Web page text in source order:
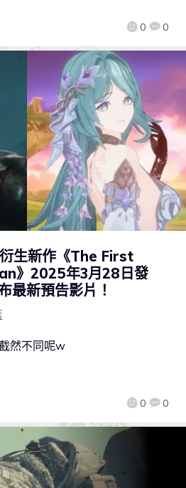
0 0
衍生新作《The First
》2025年3月28日發
最新預告影片！
0 0
然不同呢w